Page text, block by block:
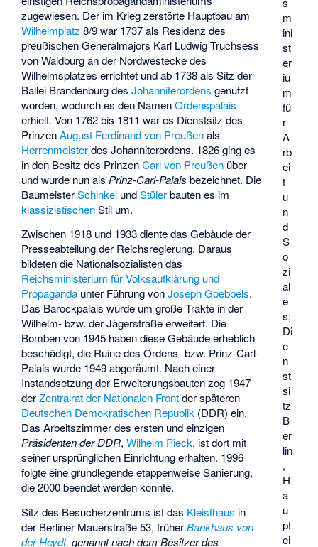
m
ini
st
er
iu
m
fü
r
A
rb
ei
t
u
n
d
S
o
zi
al
e
s;
Di
e
n
st
si
tz
B
er
lin
,
H
a
u
pt
ei
zugewiesen. Der im Krieg zerstörte Hauptbau am
Wilhelmplatz 8/9 war 1737 als Residenz des
preußischen Generalmajors Karl Ludwig Truchsess
von Waldburgan der Nordwestecke des
Wilhelmsplatzes errichtet und ab 1738 als Sitz der
Ballei BrandenburgdesJohanniterordens genutzt
worden, wodurch es den NamenOrdenspalais
erhielt. Von 1762 bis 1811 war es Dienstsitz des
PrinzenAugust Ferdinand von Preußenals
Herrenmeisterdes Johanniterordens. 1826 ging es
in den Besitz des PrinzenCarl von Preußen über
und wurde nun als Prinz-Carl-Palais bezeichnet. Die
BaumeisterSchinkel undStülerbauten es im
klassizistischenStil um.
Zwischen 1918 und 1933 diente das Gebäude der
Presseabteilung der Reichsregierung. Daraus
bildeten die Nationalsozialisten das
Reichsministerium für Volksaufklärung und
Propaganda unter Führung vonJoseph Goebbels.
Das Barockpalais wurde um große Trakte in der
Wilhelm- bzw. der Jägerstraße erweitert. Die
Bomben von 1945 haben diese Gebäude erheblich
beschädigt, die Ruine des Ordens- bzw. Prinz-Carl-
Palais wurde 1949 abgeräumt. Nach einer
Instandsetzung der Erweiterungsbauten zog 1947
derZentralrat der Nationalen Frontder späteren
Deutschen Demokratischen Republik (DDR) ein.
Das Arbeitszimmer des ersten und einzigen
Präsidenten der DDR,Wilhelm Pieck, ist dort mit
seiner ursprünglichen Einrichtung erhalten. 1996
folgte eine grundlegende etappenweise Sanierung,
die 2000 beendet werden konnte.
Sitz des Besucherzentrums ist das Kleisthaus in
der Berliner Mauerstraße 53, früherBankhaus von
der Heydt, genannt nach dem Besitzer des